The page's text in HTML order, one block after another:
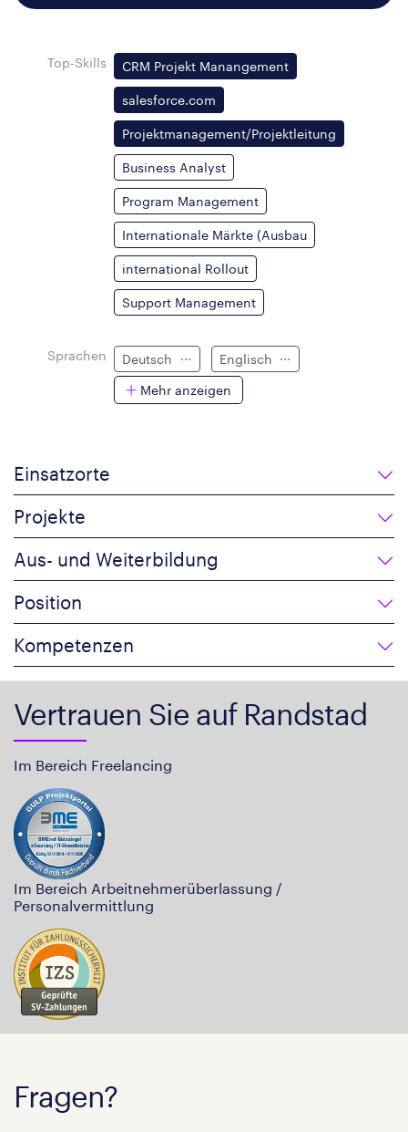
Top-Skills CRM Projekt Manangement
salesforce.com
Projektmanagement/Projektleitung
Business Analyst
Program Management
Internationale Märkte (Ausbau
international Rollout
Support Management
Sprachen Deutsch
Englisch
Mehr anzeigen
Einsatzorte
Projekte
Aus- und Weiterbildung
Position
Kompetenzen
Vertrauen Sie auf Randstad
Im Bereich Freelancing
Im Bereich Arbeitnehmerüberlassung /
Personalvermittlung
Fragen?